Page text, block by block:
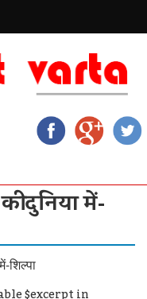
दुनिया में-
शिल्पा